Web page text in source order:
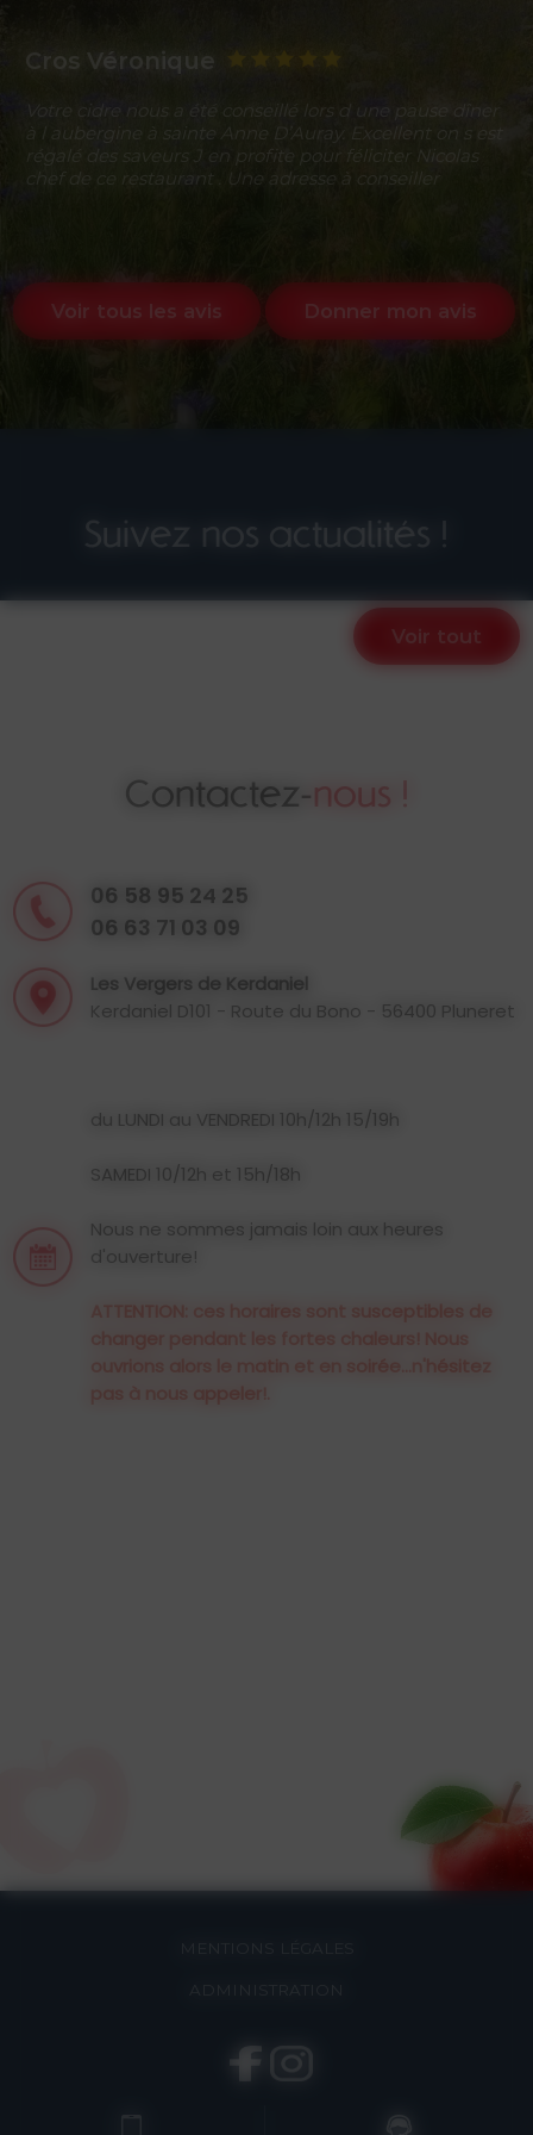
Cros Véronique
Votre cidre nous a été conseillé lors d une pause dîner
à l aubergine à sainte Anne D’Auray. Excellent on s est
régalé des saveurs J en profite pour féliciter Nicolas
chef de ce restaurant . Une adresse à conseiller
Voir tous les avis Donner mon avis
Suivez nos actualités !
Voir tout
Contactez-nous !
06 58 95 24 25
06 63 71 03 09
Les Vergers de Kerdaniel
Kerdaniel D101 - Route du Bono - 56400 Pluneret
du LUNDI au VENDREDI 10h/12h 15/19h
SAMEDI 10/12h et 15h/18h
Nous ne sommes jamais loin aux heures
d'ouverture!
ATTENTION: ces horaires sont susceptibles de